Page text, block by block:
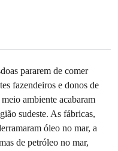
pararem de comer
fazendeiros e donos de
ambiente acabaram
sudeste. As fábricas,
óleo no mar, a
de petróleo no mar,